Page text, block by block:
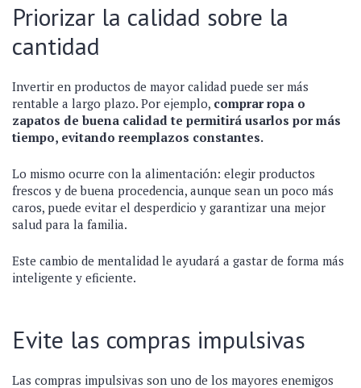
Priorizar la calidad sobre la
cantidad
Invertir en productos de mayor calidad puede ser más
rentable a largo plazo. Por ejemplo, comprar ropa o
zapatos de buena calidad te permitirá usarlos por más
tiempo, evitando reemplazos constantes.
Lo mismo ocurre con la alimentación: elegir productos
frescos y de buena procedencia, aunque sean un poco más
caros, puede evitar el desperdicio y garantizar una mejor
salud para la familia.
Este cambio de mentalidad le ayudará a gastar de forma más
inteligente y eficiente.
Evite las compras impulsivas
Las compras impulsivas son uno de los mayores enemigos